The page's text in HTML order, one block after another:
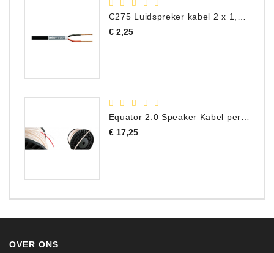
€ 2,25Prijs
Equator 2.0 Speaker Kabel per meter
€ 17,25Prijs
OVER ONS